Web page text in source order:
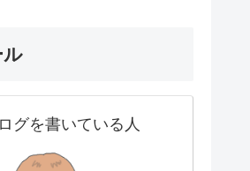
ル
グを書いている人